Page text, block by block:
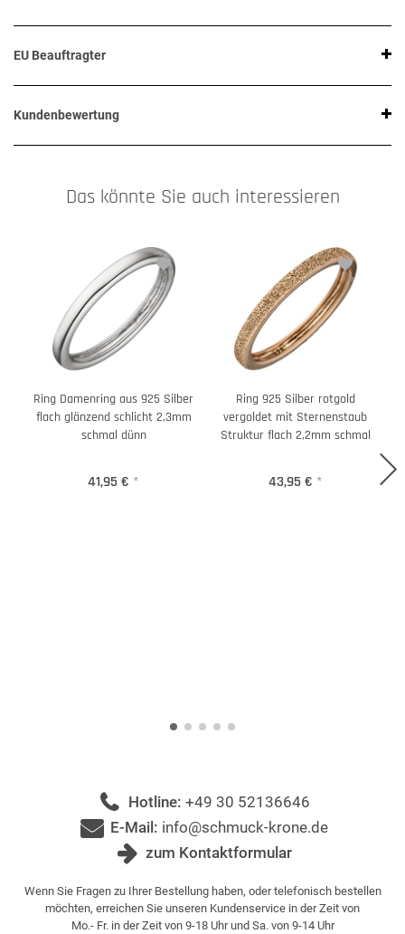
EU Beauftragter
Kundenbewertung
Das könnte Sie auch interessieren
Ring Damenring aus 925 Silber
flach glänzend schlicht 2,3mm
schmal dünn
41,95 € *
Ring 925 Silber rotgold
vergoldet mit Sternenstaub
Struktur flach 2,2mm schmal
43,95 € *
Hotline: +49 30 52136646
E-Mail: info@schmuck-krone.de
zum Kontaktformular
Wenn Sie Fragen zu Ihrer Bestellung haben, oder telefonisch bestellen
möchten, erreichen Sie unseren Kundenservice in der Zeit von
Mo.- Fr. in der Zeit von 9-18 Uhr und Sa. von 9-14 Uhr